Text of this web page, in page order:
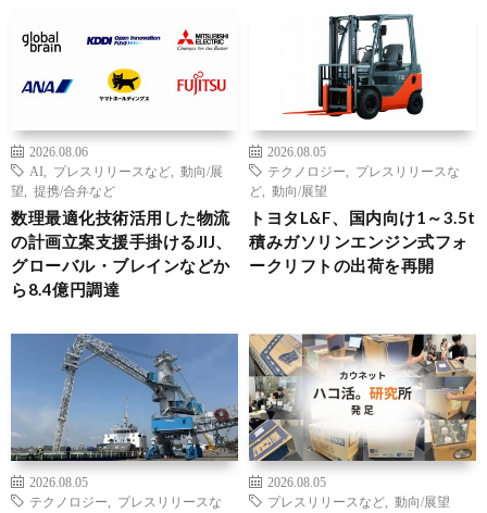
2026.08.06
AI
プレスリリースなど
動向/展
望
提携/合弁など
数理最適化技術活用した物流
の計画立案支援手掛けるJIJ、
グローバル・ブレインなどか
ら8.4億円調達
2026.08.05
テクノロジー
プレスリリースな
ど
動向/展望
トヨタL&F、国内向け1～3.5t
積みガソリンエンジン式フォ
ークリフトの出荷を再開
2026.08.05
テクノロジー
プレスリリースな
2026.08.05
プレスリリースなど
動向/展望